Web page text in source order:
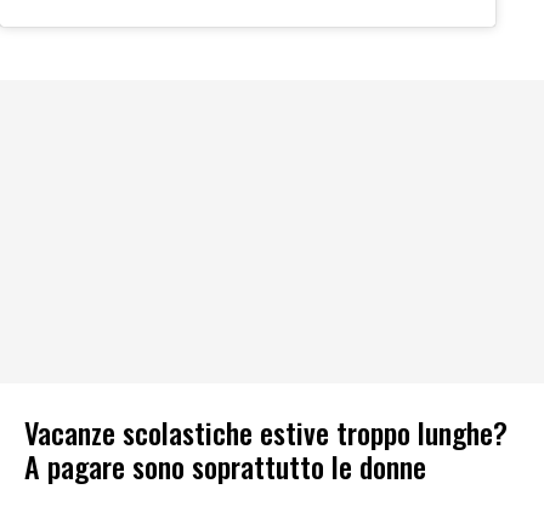
Vacanze scolastiche estive troppo lunghe?
A pagare sono soprattutto le donne